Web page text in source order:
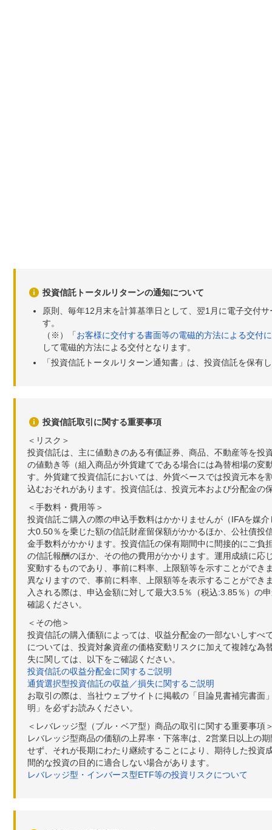
投資信託トータルリターンの通知について
原則、毎年12月末を計算基準日として、翌1月に電子交付
す。
（※）「お客様に交付する書面等の電磁的方法による交付
して電磁的方法による交付となります。
「投資信託トータルリターン通知書」は、投資信託を保有
投資信託取引に関する重要事項
＜リスク＞
投資信託は、主に値動きのある有価証券、商品、不動産等を
の値動き等（組入商品が外貨建てである場合には為替相場の
す。外貨建て投資信託においては、外貨ベースでは投資元本
込むおそれがあります。投資信託は、投資元本および分配金の
＜手数料・費用等＞
投資信託ご購入の際の申込手数料はかかりませんが（IFAを媒
大0.50％を乗じた額の信託財産留保額がかかるほか、公社債
金手数料がかかります。投資信託の保有期間中に間接的にご
の信託報酬のほか、その他の費用がかかります。運用成績に
変動するものであり、事前に料率、上限額等を示すことがで
異なりますので、事前に料率、上限額等を表示することがで
入される際は、申込金額に対して最大3.5％（税込:3.85％）の
確認ください。
＜その他＞
投資信託の購入価額によっては、収益分配金の一部ないしす
については、投資対象資産の価格変動リスクに加えて複雑な
失に関しては、以下をご確認ください。
投資信託の収益分配金に関するご説明
通貨選択型投資信託の収益／損失に関するご説明
お取引の際は、当社ウェブサイトに掲載の「目論見書補完書
明」を必ずお読みください。
＜レバレッジ型（ブル・ベア型）商品の取引に関する重要事項
レバレッジ型商品の価額の上昇率・下落率は、2営業日以上の
せず、それが長期にわたり継続することにより、期待した投
間的な投資の目的に適合しない場合があります。
レバレッジ型・インバース型ETF等の投資リスクについて